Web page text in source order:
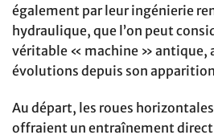
également par leur ingénierie
hydraulique, que l’on peut
véritable « machine » antique,
évolutions depuis son
Au départ, les roues
offraient un entraînement